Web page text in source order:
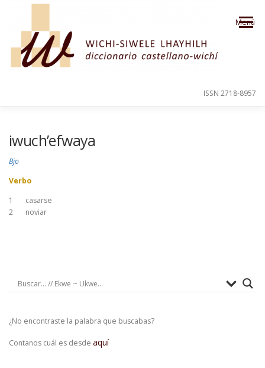
Saltar al contenido
Menú
ISSN 2718-8957
iwuch’efwaya
Bjo
Verbo
1
casarse
2
noviar
¿No encontraste la palabra que buscabas?
Contanos cuál es desde aquí